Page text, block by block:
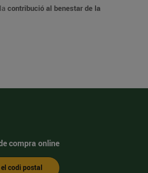
contribució al benestar de la
compra online
codi postal